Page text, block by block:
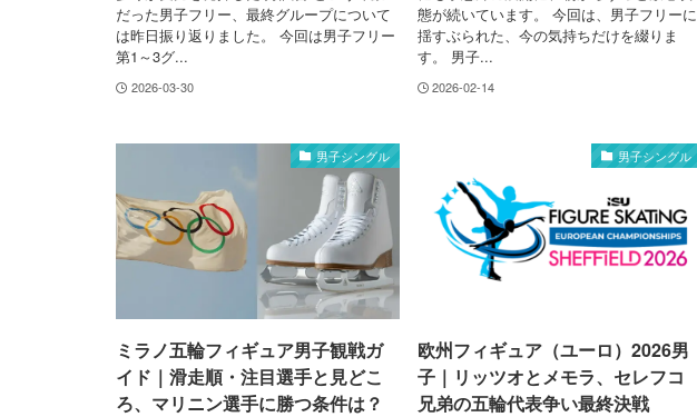
だった男子フリー、最終グループについて
は昨日振り返りました。 今回は男子フリー
第1～3グ...
2026-03-30
態が続いています。 今回は、男子フリーに
揺すぶられた、今の気持ちだけを綴りま
す。 男子...
2026-02-14
男子シングル
ミラノ五輪フィギュア男子観戦ガ
イド｜滑走順・注目選手と見どこ
ろ、マリニン選手に勝つ条件は？
男子シングル
欧州フィギュア（ユーロ）2026男
子｜リッツオとメモラ、セレフコ
兄弟の五輪代表争い最終決戦